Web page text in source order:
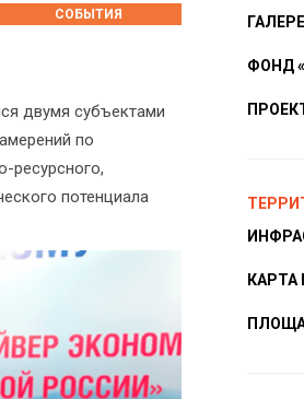
СОБЫТИЯ
двумя субъектами
по
ресурсного,
потенциала
ФОНД
КАРТА